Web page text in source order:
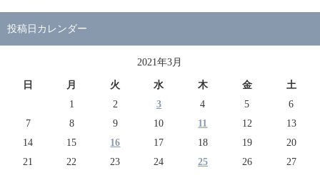
投稿日カレンダー
2021年3月
日 月 火 水 木 金
土
1
2 3 4 5
6
7
8 9 10 11 12
13
14
15 16 17 18 19
20
21
22 23 24 25 26 27